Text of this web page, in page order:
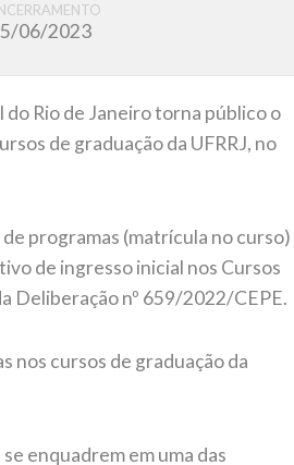
06/2023
Rio de Janeiro torna público o
de graduação da UFRRJ, no
programas (matrícula no curso)
de ingresso inicial nos Cursos
Deliberação nº 659/2022/CEPE.
nos cursos de graduação da
enquadrem em uma das